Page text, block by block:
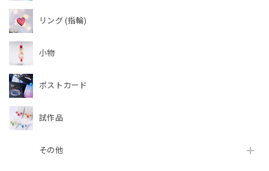
リング (指輪)
小物
ポストカード
試作品
その他